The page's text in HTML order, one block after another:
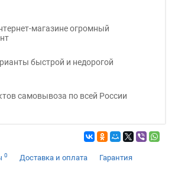
магазине огромный
быстрой и недорогой
самовывоза по всей России
0 Доставка и оплата Гарантия